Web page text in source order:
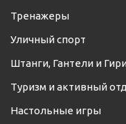
Тренажеры
Уличный спорт
Штанги, Гантели и
Туризм и активный
Настольные игры